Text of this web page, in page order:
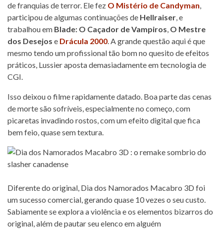
de franquias de terror. Ele fez O Mistério de Candyman,
participou de algumas continuações de Hellraiser, e
trabalhou em Blade: O Caçador de Vampiros, O Mestre
dos Desejos e Drácula 2000. A grande questão aqui é que
mesmo tendo um profissional tão bom no quesito de efeitos
práticos, Lussier aposta demasiadamente em tecnologia de
CGI.
Isso deixou o filme rapidamente datado. Boa parte das cenas
de morte são sofríveis, especialmente no começo, com
picaretas invadindo rostos, com um efeito digital que fica
bem feio, quase sem textura.
Diferente do original, Dia dos Namorados Macabro 3D foi
um sucesso comercial, gerando quase 10 vezes o seu custo.
Sabiamente se explora a violência e os elementos bizarros do
original, além de pautar seu elenco em alguém